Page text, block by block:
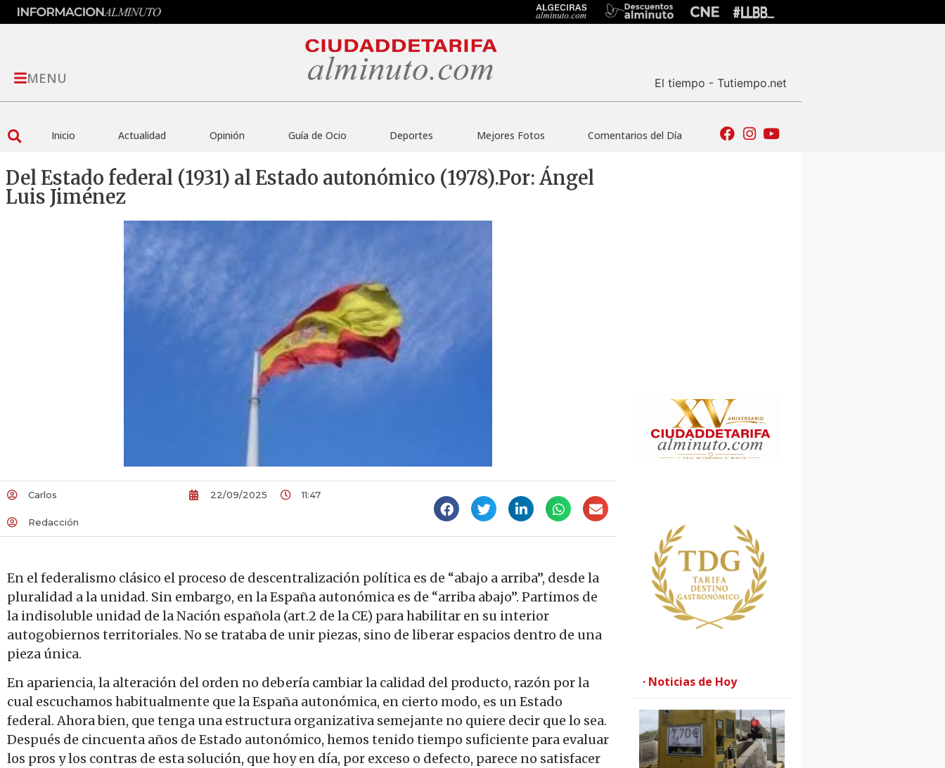
MENU El tiempo - Tutiempo.net
Inicio Actualidad Opinión Guía de Ocio Deportes Mejores Fotos Comentarios del Día
Del Estado federal (1931) al Estado autonómico (1978).Por: Ángel
Luis Jiménez
Carlos
Redacción
22/09/2025 11:47
En el federalismo clásico el proceso de descentralización política es de “abajo a arriba”, desde la
pluralidad a la unidad. Sin embargo, en la España autonómica es de “arriba abajo”. Partimos de
la indisoluble unidad de la Nación española (art.2 de la CE) para habilitar en su interior
autogobiernos territoriales. No se trataba de unir piezas, sino de liberar espacios dentro de una
pieza única.
En apariencia, la alteración del orden no debería cambiar la calidad del producto, razón por la
cual escuchamos habitualmente que la España autonómica, en cierto modo, es un Estado
federal. Ahora bien, que tenga una estructura organizativa semejante no quiere decir que lo sea.
Después de cincuenta años de Estado autonómico, hemos tenido tiempo suficiente para evaluar
los pros y los contras de esta solución, que hoy en día, por exceso o defecto, parece no satisfacer
· Noticias de Hoy